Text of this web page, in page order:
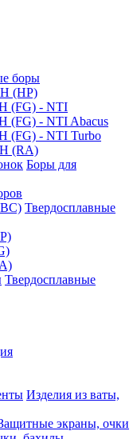
боры
(HP)
(FG) - NTI
(FG) - NTI Abacus
(FG) - NTI Turbo
(RA)
Боры для
Твердосплавные
Твердосплавные
Изделия из ваты,
экраны, очки